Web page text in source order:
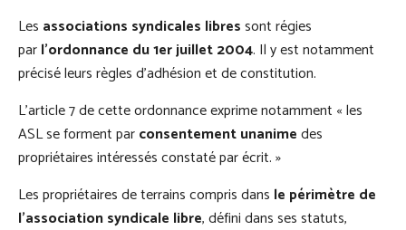
Les associations syndicales libressont régies
parl’ordonnance du 1er juillet 2004. Il y est notamment
précisé leurs règles d’adhésion et de constitution.
L’article 7 de cette ordonnance exprime notamment « les
ASL se forment parconsentement unanimedes
propriétaires intéressés constaté par écrit. »
Les propriétaires de terrains compris dans le périmètre de
l’association syndicale libre, défini dans ses statuts,